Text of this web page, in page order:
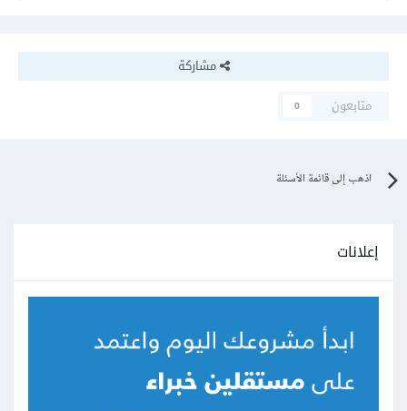
مشاركة
متابعون
0
اذهب إلى قائمة الأسئلة
إعلانات